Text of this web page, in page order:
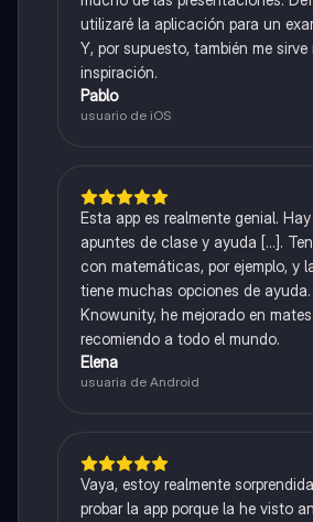
utilizaré la aplicación para un
Y, por supuesto, también me
inspiración.
Pablo
usuario de iOS
Esta app es realmente genial.
apuntes de clase y ayuda [...].
con matemáticas, por ejemplo, y
tiene muchas opciones de
Knowunity, he mejorado en
recomiendo a todo el mundo.
Elena
usuaria de Android
Vaya, estoy realmente
probar la app porque la he visto